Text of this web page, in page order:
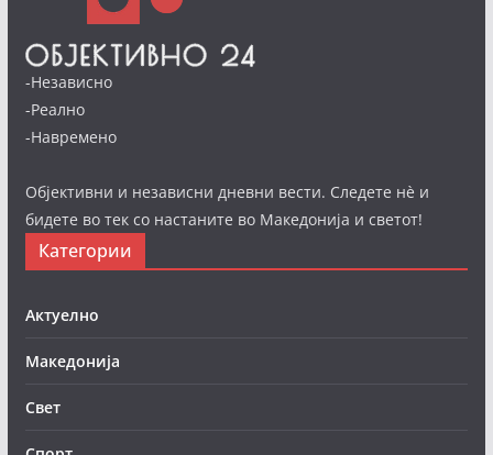
-Независно
-Реално
-Навремено
Објективни и независни дневни вести. Следете нè и
бидете во тек со настаните во Македонија и светот!
Категории
Актуелно
Македонија
Свет